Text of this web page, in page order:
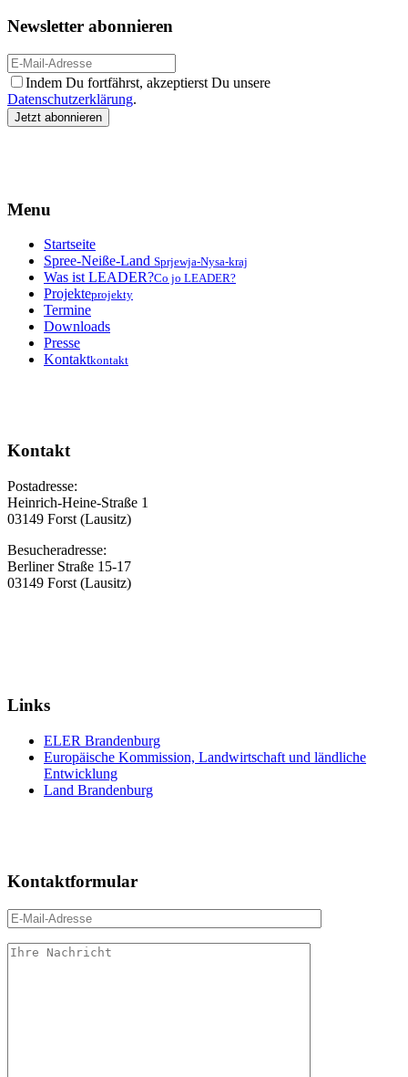
Newsletter abonnieren
Indem Du fortfährst, akzeptierst Du unsere
Datenschutzerklärung.
Menu
Startseite
Spree-Neiße-Land Sprjewja-Nysa-kraj
Was ist LEADER?Co jo LEADER?
Projekteprojekty
Termine
Downloads
Presse
Kontaktkontakt
Kontakt
Postadresse:
Heinrich-Heine-Straße 1
03149 Forst (Lausitz)
Besucheradresse:
Berliner Straße 15-17
03149 Forst (Lausitz)
Links
ELER Brandenburg
Europäische Kommission, Landwirtschaft und ländliche
Entwicklung
Land Brandenburg
Kontaktformular